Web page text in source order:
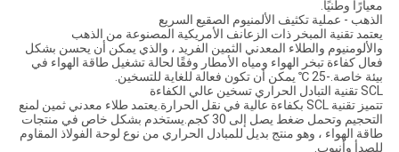
معيارًا وطنيًا.
الذهب - عملية تكثيف الألمنيوم الصقيع السريع
يعتمد تقنية المبخر ذات الزعانف الأمريكية المصنوعة من الذهب
والألومنيوم والطلاء المعدني الثمين الفريد ، والذي يمكن أن يحسن بشكل
فعال كفاءة تبخر الهواء ومياه الأمطار وفقًا لحالة تشغيل طاقة الهواء في
بيئة خاصة.-25 ℃ يمكن أن تكون فعالة للغاية للتسخين.
SCL تقنية التبادل الحراري تسخين عالي الكفاءة
تتميز تقنية SCL بكفاءة عالية في نقل الحرارة.يعتمد طلاء معدني ثمين لمنع
التحجيم وتحمل ضغط يصل إلى 30 كجم.يستخدم بشكل خاص في منتجات
طاقة الهواء ، وهو منتج بديل للمبادل الحراري من نوع لوحة الفولاذ المقاوم
للصدأ وأنبوب.